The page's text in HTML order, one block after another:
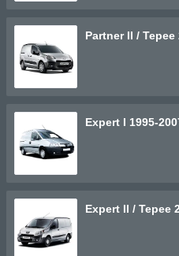
Partner II / Tepee
Expert I 1995-
Expert II / Tepee